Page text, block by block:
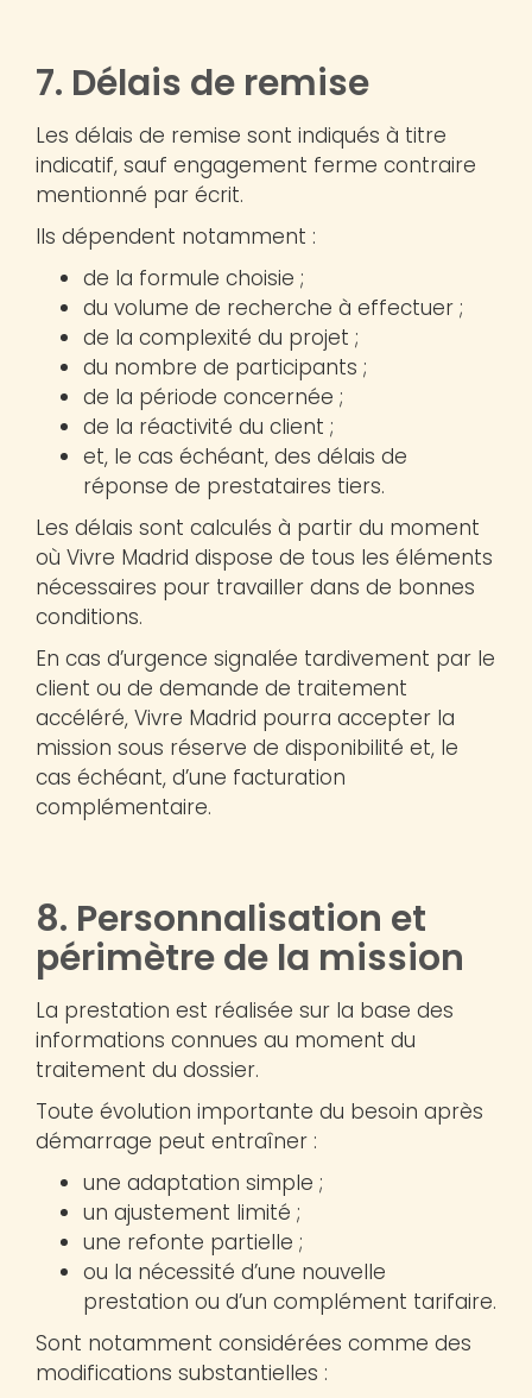
7. Délais de remise
Les délais de remise sont indiqués à titre
indicatif, sauf engagement ferme contraire
mentionné par écrit.
Ils dépendent notamment :
de la formule choisie ;
du volume de recherche à effectuer ;
de la complexité du projet ;
du nombre de participants ;
de la période concernée ;
de la réactivité du client ;
et, le cas échéant, des délais de
réponse de prestataires tiers.
Les délais sont calculés à partir du moment
où Vivre Madrid dispose de tous les éléments
nécessaires pour travailler dans de bonnes
conditions.
En cas d’urgence signalée tardivement par le
client ou de demande de traitement
accéléré, Vivre Madrid pourra accepter la
mission sous réserve de disponibilité et, le
cas échéant, d’une facturation
complémentaire.
8. Personnalisation et
périmètre de la mission
La prestation est réalisée sur la base des
informations connues au moment du
traitement du dossier.
Toute évolution importante du besoin après
démarrage peut entraîner :
une adaptation simple ;
un ajustement limité ;
une refonte partielle ;
ou la nécessité d’une nouvelle
prestation ou d’un complément tarifaire.
Sont notamment considérées comme des
modifications substantielles :